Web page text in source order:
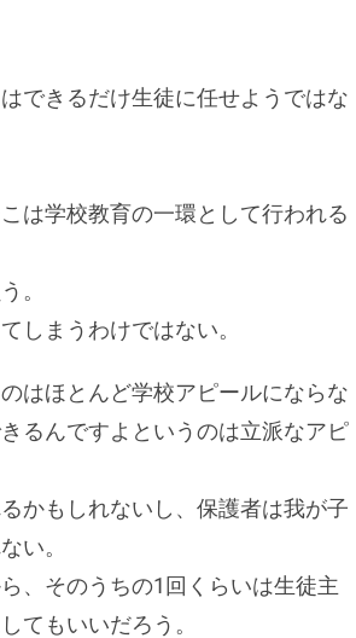
できるだけ生徒に任せようではな
は学校教育の一環として行われる
。
しまうわけではない。
はほとんど学校アピールにならな
るんですよというのは立派なアピ
かもしれないし、保護者は我が子
い。
、そのうちの1回くらいは生徒主
てもいいだろう。